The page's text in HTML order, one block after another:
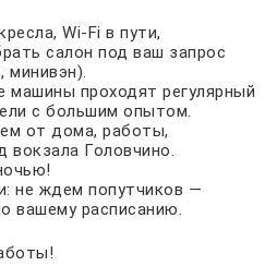
Wi-Fi в пути,
салон под ваш запрос
минивэн).
машины проходят регулярный
с большим опытом.
от дома, работы,
вокзала Головчино.
не ждем попутчиков —
вашему расписанию.